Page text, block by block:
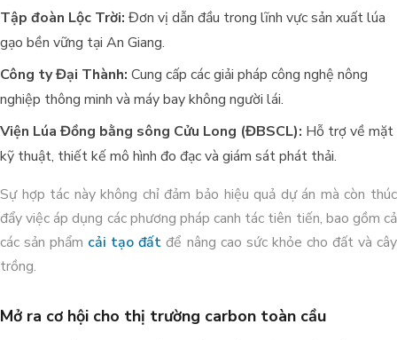
Tập đoàn Lộc Trời: Đơn vị dẫn đầu trong lĩnh vực sản xuất lúa
gạo bền vững tại An Giang.
Công ty Đại Thành: Cung cấp các giải pháp công nghệ nông
nghiệp thông minh và máy bay không người lái.
Viện Lúa Đồng bằng sông Cửu Long (ĐBSCL): Hỗ trợ về mặt
kỹ thuật, thiết kế mô hình đo đạc và giám sát phát thải.
Sự hợp tác này không chỉ đảm bảo hiệu quả dự án mà còn thúc
đẩy việc áp dụng các phương pháp canh tác tiên tiến, bao gồm cả
các sản phẩm cải tạo đất để nâng cao sức khỏe cho đất và cây
trồng.
Mở ra cơ hội cho thị trường carbon toàn cầu
Xử Lý Môi Trường Bể Nước Thải – Nhà
Máy Chế Biến Thực Phẩm, Bến Lức –
Long An
HOA NẮNG FARM THÀNH CÔNG